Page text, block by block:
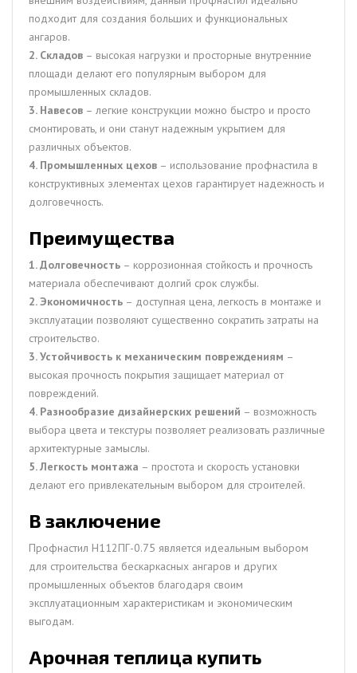
подходит для создания больших и функциональных
ангаров.
2. Складов – высокая нагрузки и просторные внутренние
площади делают его популярным выбором для
промышленных складов.
3. Навесов – легкие конструкции можно быстро и просто
смонтировать, и они станут надежным укрытием для
различных объектов.
4. Промышленных цехов – использование профнастила в
конструктивных элементах цехов гарантирует надежность и
долговечность.
Преимущества
1. Долговечность – коррозионная стойкость и прочность
материала обеспечивают долгий срок службы.
2. Экономичность – доступная цена, легкость в монтаже и
эксплуатации позволяют существенно сократить затраты на
строительство.
3. Устойчивость к механическим повреждениям –
высокая прочность покрытия защищает материал от
повреждений.
4. Разнообразие дизайнерских решений – возможность
выбора цвета и текстуры позволяет реализовать различные
архитектурные замыслы.
5. Легкость монтажа – простота и скорость установки
делают его привлекательным выбором для строителей.
В заключение
Профнастил H112ПГ-0.75 является идеальным выбором
для строительства бескаркасных ангаров и других
промышленных объектов благодаря своим
эксплуатационным характеристикам и экономическим
выгодам.
Арочная теплица купить